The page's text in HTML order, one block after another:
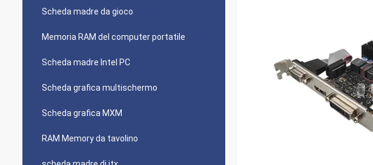
Scheda madre da gioco
Memoria RAM del computer portatile
Scheda madre Intel PC
Scheda grafica multischermo
Scheda grafica MXM
RAM Memory da tavolino